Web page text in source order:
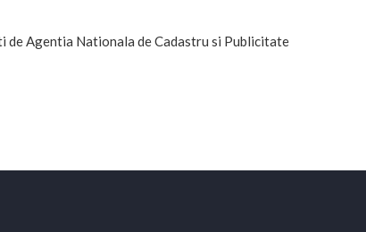
Agentia Nationala de Cadastru si Publicitate